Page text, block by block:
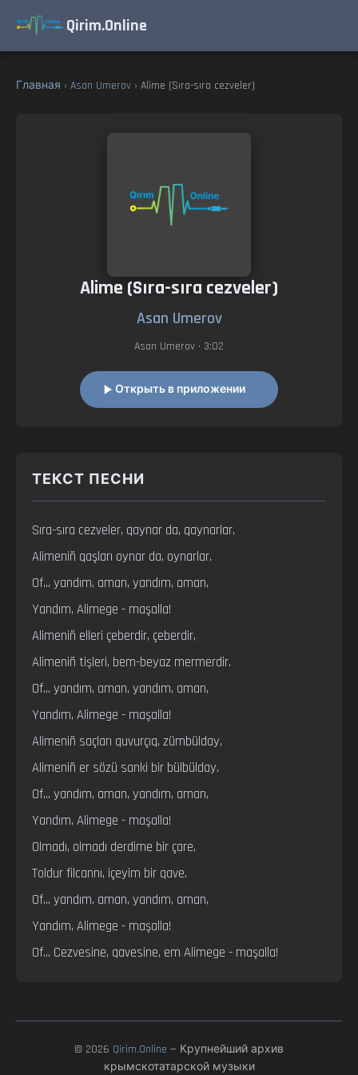
Qirim.Online
Главная › Asan Umerov › Alime (Sıra-sıra cezveler)
Alime (Sıra-sıra cezveler)
Asan Umerov
Asan Umerov • 3:02
Открыть в приложении
ТЕКСТ ПЕСНИ
Sıra-sıra cezveler, qaynar da, qaynarlar,
Alimeniñ qaşları oynar da, oynarlar.
Of... yandım, aman, yandım, aman,
Yandım, Alimege - maşalla!
Alimeniñ elleri çeberdir, çeberdir,
Alimeniñ tişleri, bem-beyaz mermerdir.
Of... yandım, aman, yandım, aman,
Yandım, Alimege - maşalla!
Alimeniñ saçları quvurçıq, zümbülday,
Alimeniñ er sözü sanki bir bülbülday.
Of... yandım, aman, yandım, aman,
Yandım, Alimege - maşalla!
Olmadı, olmadı derdime bir çare,
Toldur filcannı, içeyim bir qave.
Of... yandım, aman, yandım, aman,
Yandım, Alimege - maşalla!
Of... Cezvesine, qavesine, em Alimege - maşalla!
© 2026 Qirim.Online — Крупнейший архив
крымскотатарской музыки